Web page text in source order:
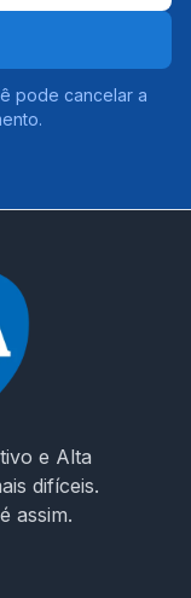
pode cancelar a
e Alta
difíceis.
assim.